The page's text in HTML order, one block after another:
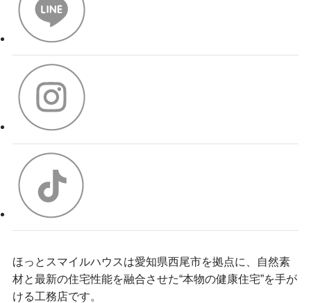
ほっとスマイルハウスは愛知県西尾市を拠点に、自然素
材と最新の住宅性能を融合させた“本物の健康住宅”を手が
ける工務店です。